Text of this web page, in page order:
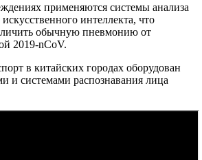
применяются системы анализа
интеллекта, что
обычную пневмонию от
2019-nCoV.
в китайских городах оборудован
и системами распознавания лица